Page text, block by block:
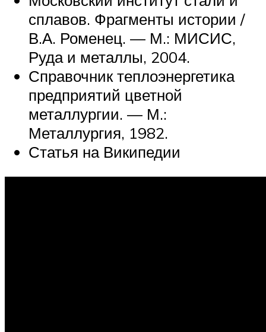
сплавов. Фрагменты истории /
В.А. Роменец. — М.: МИСИС,
Руда и металлы, 2004.
Справочник теплоэнергетика
предприятий цветной
металлургии. — М.:
Металлургия, 1982.
Статья на Википедии